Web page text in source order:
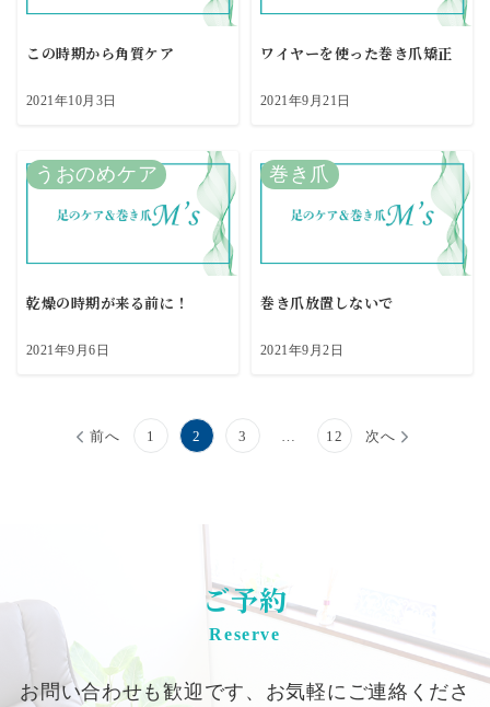
この時期から角質ケア
2021年10月3日
ワイヤーを使った巻き爪矯正
2021年9月21日
うおのめケア
乾燥の時期が来る前に！
2021年9月6日
巻き爪
巻き爪放置しないで
2021年9月2日
ー
ジ
送
前へ 1 2 3 12 次へ
ご予約
Reserve
お問い合わせも歓迎です、お気軽にご連絡くださ